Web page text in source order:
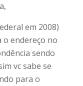
em 2008)
o endereço no
sendo
vc sabe se
para o